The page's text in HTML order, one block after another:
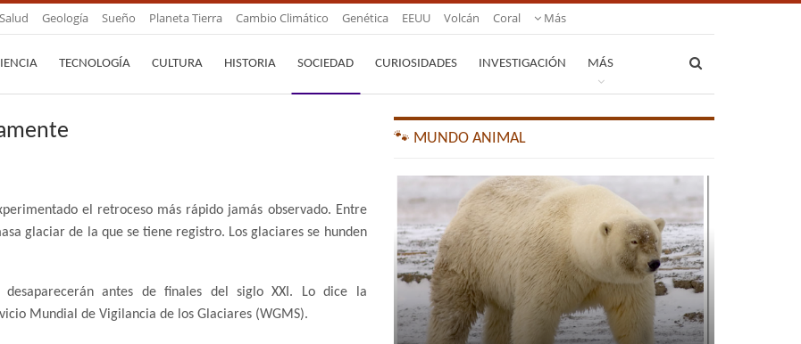
Salud Geología Sueño Planeta Tierra Cambio Climático Genética EEUU Volcán Coral Más
TECNOLOGÍA CULTURA HISTORIA SOCIEDAD CURIOSIDADES INVESTIGACIÓN MÁS
el retroceso más rápido jamás observado. Entre
glaciar de la que se tiene registro. Los glaciares se hunden
antes de finales del siglo XXI. Lo dice la
Mundial de Vigilancia de los Glaciares (WGMS).
🐾 MUNDO ANIMAL